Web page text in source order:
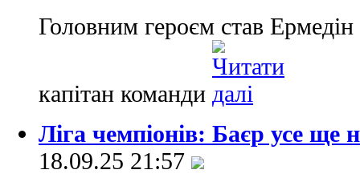
Головним героєм став
капітан команди
Ліга чемпіонів: Баєр усе ще
18.09.25 21:57